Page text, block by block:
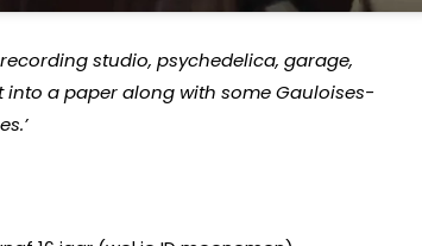
studio, psychedelica, garage,
into a paper along with some Gauloises-